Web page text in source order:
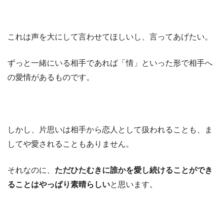
これは声を大にして言わせてほしいし、言ってあげたい。
ずっと一緒にいる相手であれば「情」といった形で相手へ
の愛情があるものです。
しかし、片思いは相手から恋人として扱われることも、ま
してや愛されることもありません。
それなのに、 ただひたむきに誰かを愛し続けることができ
ることはやっぱり素晴らしいと思います。